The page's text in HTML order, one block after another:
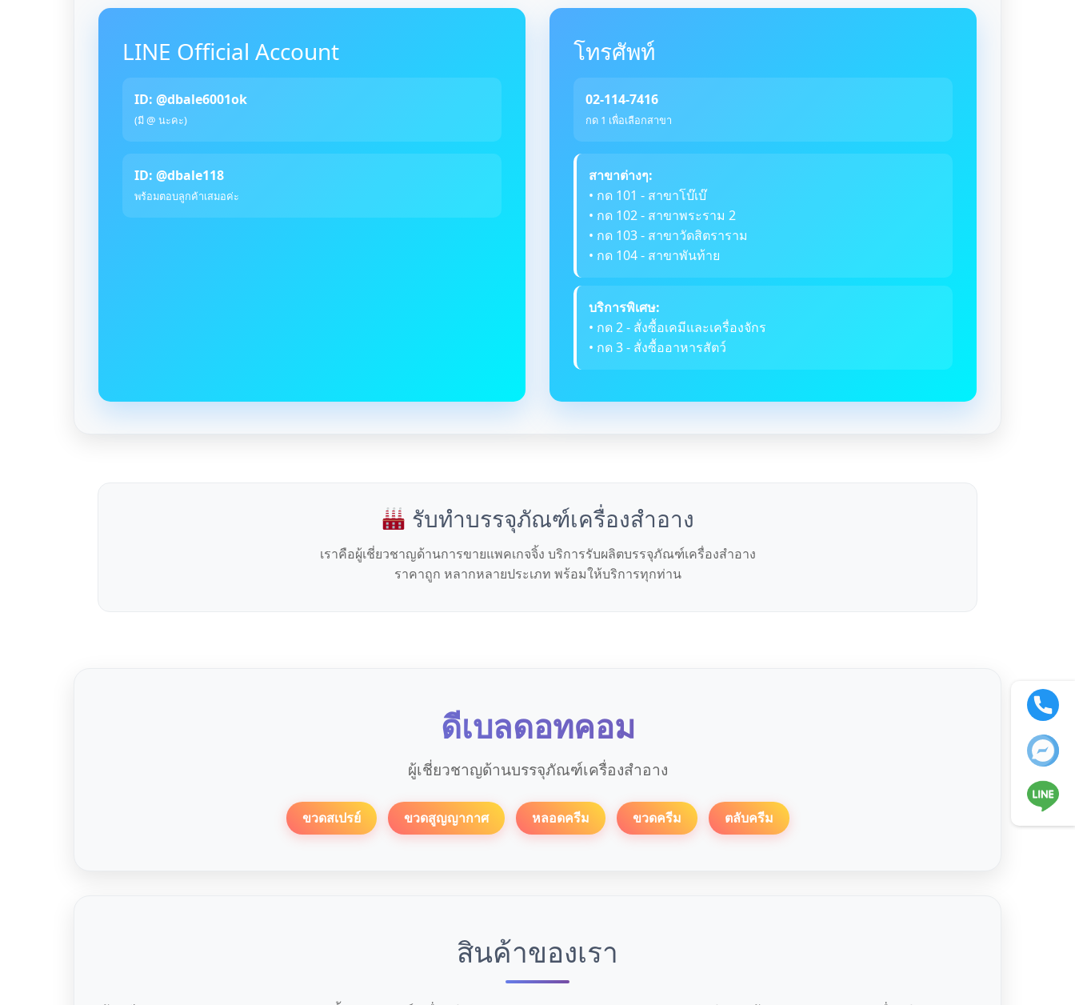
LINE Official Account
ID: @dbale6001ok
(มี @ นะคะ)
ID: @dbale118
พร้อมตอบลูกค้าเสมอค่ะ
โทรศัพท์
02-114-7416
กด 1 เพื่อเลือกสาขา
สาขาต่างๆ:
• กด 101 - สาขาโบ๊เบ๊
• กด 102 - สาขาพระราม 2
• กด 103 - สาขาวัดสิตราราม
• กด 104 - สาขาพันท้าย
บริการพิเศษ:
• กด 2 - สั่งซื้อเคมีและเครื่องจักร
• กด 3 - สั่งซื้ออาหารสัตว์
รับทำบรรจุภัณฑ์เครื่องสำอาง
เราคือผู้เชี่ยวชาญด้านการขายแพคเกจจิ้ง บริการรับผลิตบรรจุภัณฑ์เครื่องสำอาง
ราคาถูก หลากหลายประเภท พร้อมให้บริการทุกท่าน
ดีเบลดอทคอม
ผู้เชี่ยวชาญด้านบรรจุภัณฑ์เครื่องสำอาง
ขวดสเปรย์ ขวดสูญญากาศ หลอดครีม ขวดครีม ตลับครีม
สินค้าของเรา